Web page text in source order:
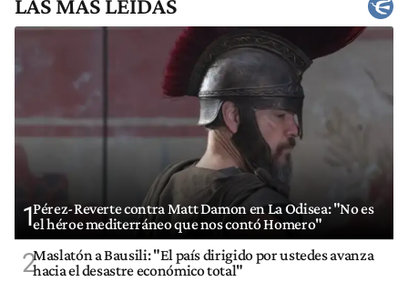
LAS MÁS LEÍDAS
1Pérez-Reverte contra Matt Damon en La Odisea: "No es
el héroe mediterráneo que nos contó Homero"
2Maslatón a Bausili: "El país dirigido por ustedes avanza
hacia el desastre económico total"